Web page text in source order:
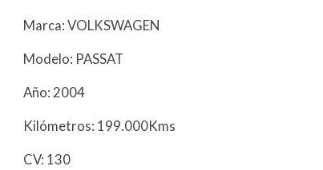
Marca: VOLKSWAGEN
Modelo: PASSAT
Año: 2004
Kilómetros: 199.000Kms
CV: 130